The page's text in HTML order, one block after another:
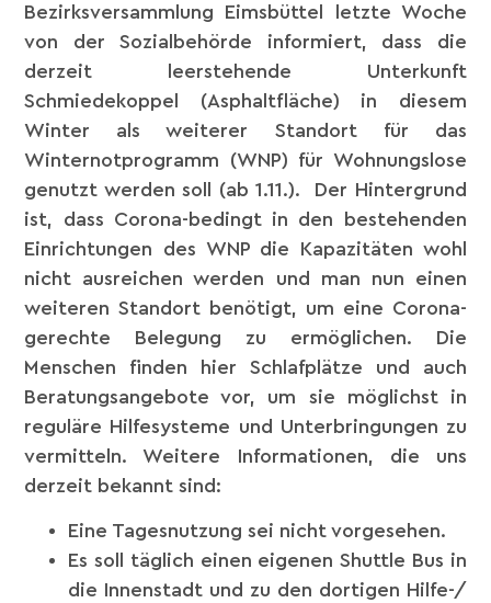
Bezirksversammlung Eimsbüttel letzte Woche
von der Sozialbehörde informiert, dass die
derzeit leerstehende Unterkunft
Schmiedekoppel (Asphaltfläche) in diesem
Winter als weiterer Standort für das
Winternotprogramm (WNP) für Wohnungslose
genutzt werden soll (ab 1.11.). Der Hintergrund
ist, dass Corona-bedingt in den bestehenden
Einrichtungen des WNP die Kapazitäten wohl
nicht ausreichen werden und man nun einen
weiteren Standort benötigt, um eine Corona-
gerechte Belegung zu ermöglichen. Die
Menschen finden hier Schlafplätze und auch
Beratungsangebote vor, um sie möglichst in
reguläre Hilfesysteme und Unterbringungen zu
vermitteln. Weitere Informationen, die uns
derzeit bekannt sind:
Eine Tagesnutzung sei nicht vorgesehen.
Es soll täglich einen eigenen Shuttle Bus in
die Innenstadt und zu den dortigen Hilfe-/